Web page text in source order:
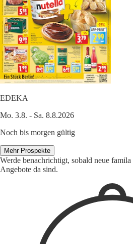
EDEKA
Mo. 3.8. - Sa. 8.8.2026
Noch bis morgen gültig
Mehr Prospekte
Werde benachrichtigt, sobald neue
Angebote da sind.